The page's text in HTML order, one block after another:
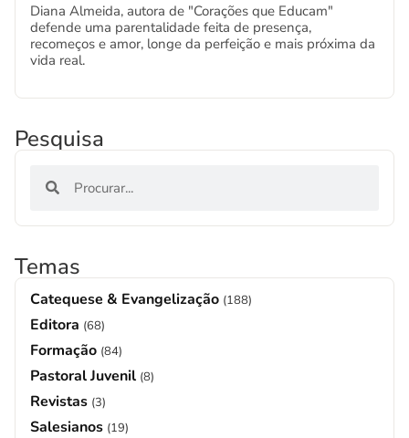
Diana Almeida, autora de "Corações que Educam"
defende uma parentalidade feita de presença,
recomeços e amor, longe da perfeição e mais próxima da
vida real.
Pesquisa
Temas
Catequese & Evangelização (188)
Editora (68)
Formação (84)
Pastoral Juvenil (8)
Revistas (3)
Salesianos (19)